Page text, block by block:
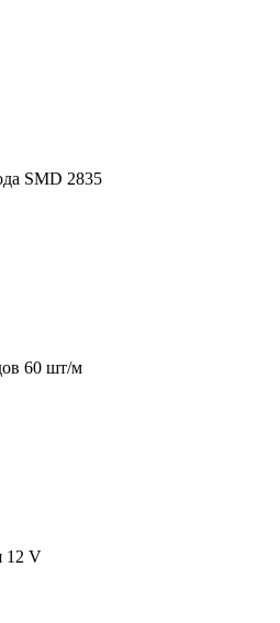
SMD 2835
60 шт/м
12 V